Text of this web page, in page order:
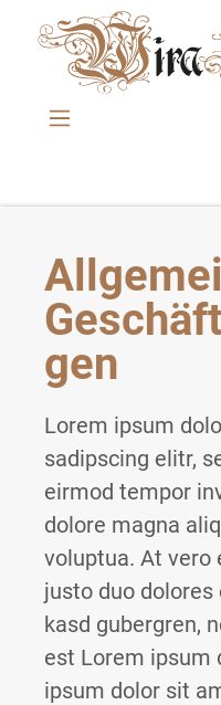
Zum Hauptinhalt
gen
Lorem ipsum
sadipscing elitr,
eirmod tempor
dolore magna
voluptua. At vero
justo duo
kasd gubergren,
est Lorem ipsum
ipsum dolor sit